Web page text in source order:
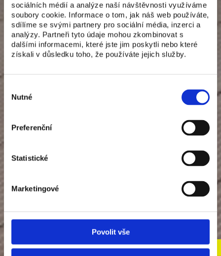
sociálních médií a analýze naší návštěvnosti využíváme
soubory cookie. Informace o tom, jak náš web používáte,
sdílíme se svými partnery pro sociální média, inzerci a
analýzy. Partneři tyto údaje mohou zkombinovat s
dalšími informacemi, které jste jim poskytli nebo které
získali v důsledku toho, že používáte jejich služby.
souhlasu
Nutné
Preferenční
Statistické
Marketingové
Povolit vše
projektu?
Od 1 294 Kč/m2 desky (bez DPH)